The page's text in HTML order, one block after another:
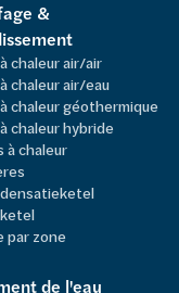
&
chaleur air/air
chaleur air/eau
chaleur géothermique
chaleur hybride
à chaleur
par zone
de l'eau